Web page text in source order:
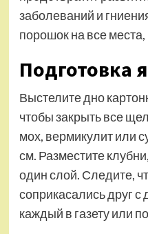
заболеваний и
порошок на все места,
Подготовка
Выстелите дно
чтобы закрыть все
мох, вермикулит или
см. Разместите
один слой. Следите,
соприкасались друг
каждый в газету или